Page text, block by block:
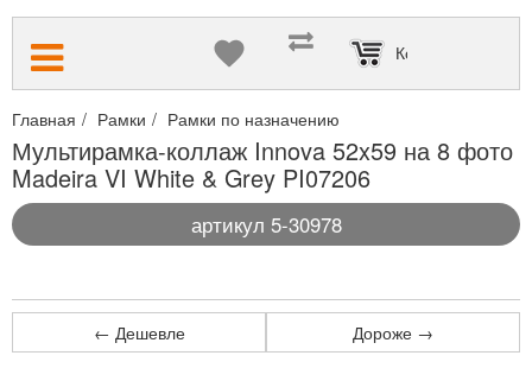
Корзина пуста
Главная Рамки Рамки по назначению
Мультирамка-коллаж Innova 52x59 на 8 фото
Madeira VI White & Grey PI07206
артикул 5-30978
← Дешевле Дороже →